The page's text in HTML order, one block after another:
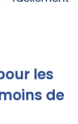
les
de